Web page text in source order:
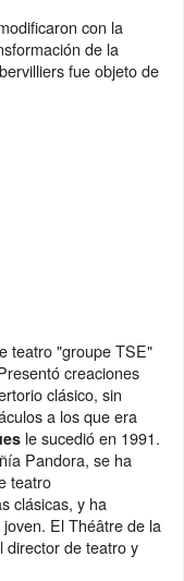
con la
de la
fue objeto de
teatro "groupe TSE"
creaciones
clásico, sin
a los que era
le sucedió en 1991.
Pandora, se ha
teatro
clásicas, y ha
El Théâtre de la
director de teatro y